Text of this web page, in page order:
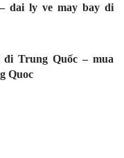
dai ly ve may bay di
Trung Quốc – mua
Quoc